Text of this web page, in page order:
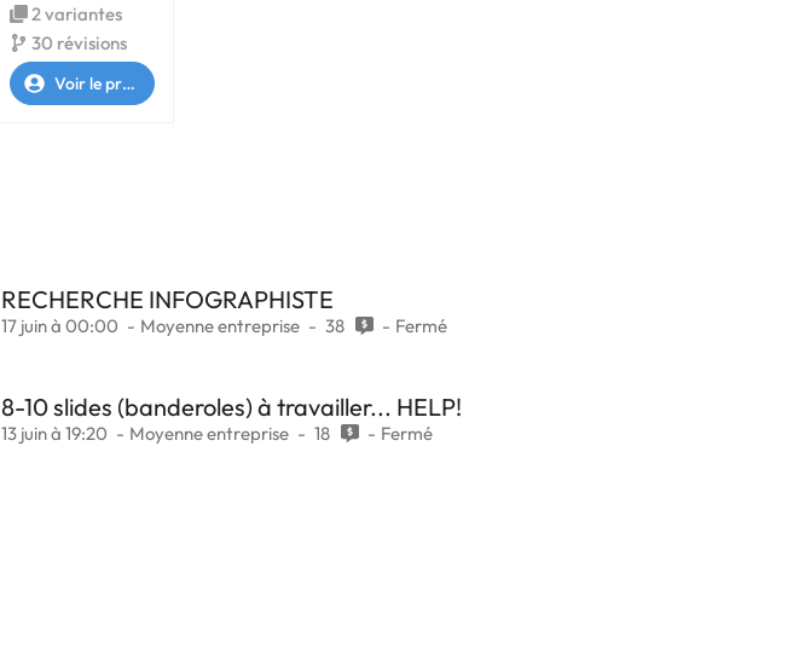
2 variantes
30 révisions
Voir le profil
RECHERCHE INFOGRAPHISTE
17 juin à 00:00 Moyenne entreprise 38 Fermé
8-10 slides (banderoles) à travailler... HELP!
13 juin à 19:20 Moyenne entreprise 18 Fermé